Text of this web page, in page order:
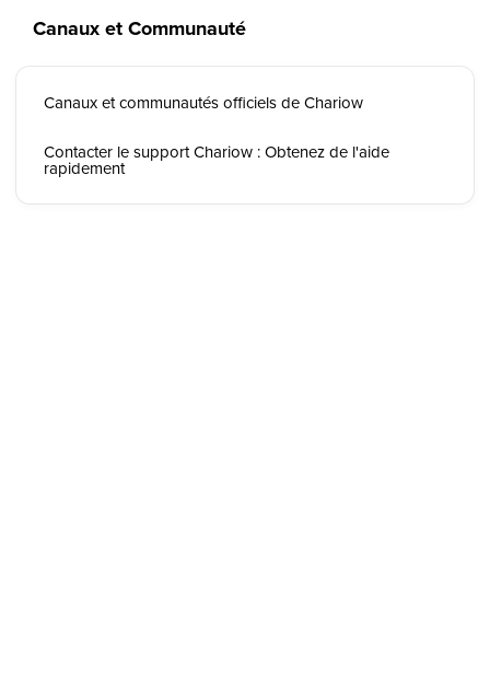
Canaux et Communauté
Canaux et communautés officiels de Chariow
Contacter le support Chariow : Obtenez de l'aide
rapidement